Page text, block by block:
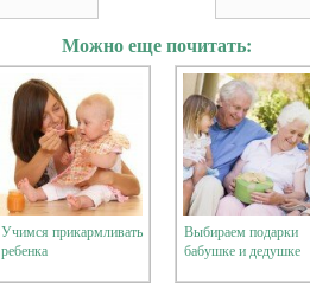
Можно еще почитать:
Учимся прикармливать
ребенка
Выбираем подарки
бабушке и дедушке